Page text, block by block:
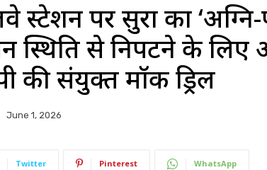
पर सुरक्षा का ‘अग्नि-
स्थिति से निपटने के
की संयुक्त मॉक ड्रिल
June 1, 2026
Twitter Pinterest WhatsApp